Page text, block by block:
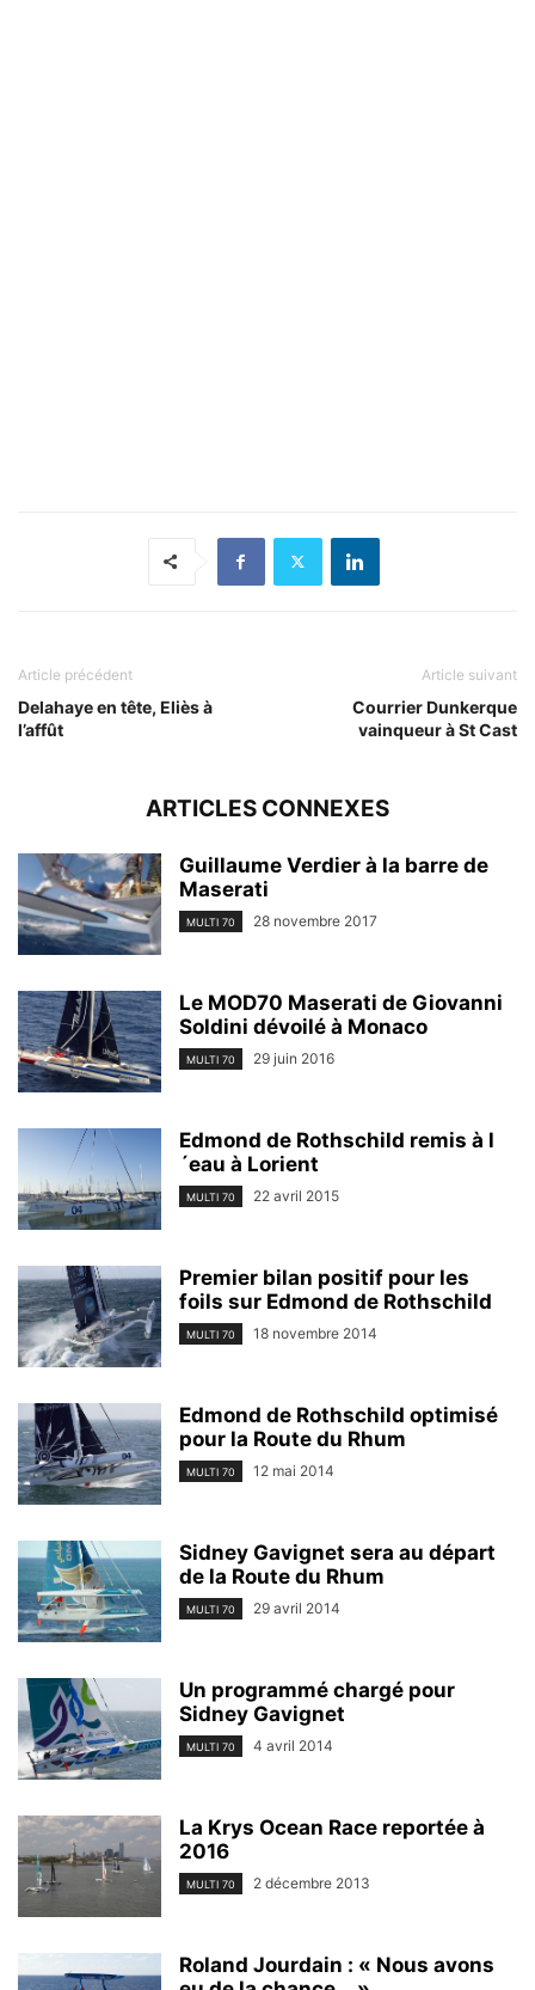
Article précédent
Delahaye en tête, Eliès à
l’affût
Article suivant
Courrier Dunkerque
vainqueur à St Cast
ARTICLES CONNEXES
Guillaume Verdier à la barre de
Maserati
MULTI 70 28 novembre 2017
Le MOD70 Maserati de Giovanni
Soldini dévoilé à Monaco
MULTI 70 29 juin 2016
Edmond de Rothschild remis à l
´eau à Lorient
MULTI 70 22 avril 2015
Premier bilan positif pour les
foils sur Edmond de Rothschild
MULTI 70 18 novembre 2014
Edmond de Rothschild optimisé
pour la Route du Rhum
MULTI 70 12 mai 2014
Sidney Gavignet sera au départ
de la Route du Rhum
MULTI 70 29 avril 2014
Un programmé chargé pour
Sidney Gavignet
MULTI 70 4 avril 2014
La Krys Ocean Race reportée à
2016
MULTI 70 2 décembre 2013
Roland Jourdain : « Nous avons